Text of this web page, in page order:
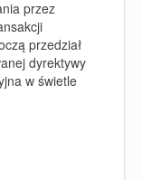
przez
przedział
dyrektywy
w świetle